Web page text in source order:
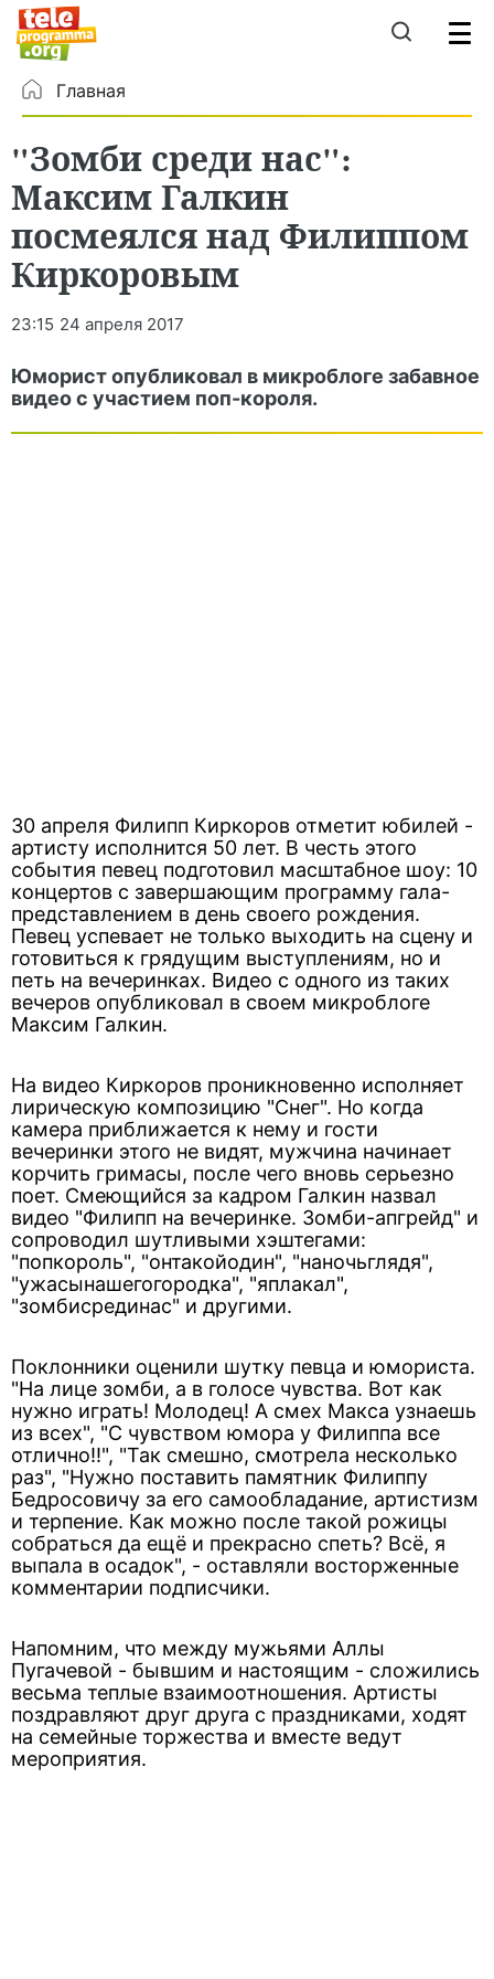
Главная
"Зомби среди нас":
Максим Галкин
посмеялся над Филиппом
Киркоровым
23:15 24 апреля 2017
Юморист опубликовал в микроблоге забавное
видео с участием поп-короля.
30 апреля Филипп Киркоров отметит юбилей -
артисту исполнится 50 лет. В честь этого
события певец подготовил масштабное шоу: 10
концертов с завершающим программу гала-
представлением в день своего рождения.
Певец успевает не только выходить на сцену и
готовиться к грядущим выступлениям, но и
петь на вечеринках. Видео с одного из таких
вечеров опубликовал в своем микроблоге
Максим Галкин.
На видео Киркоров проникновенно исполняет
лирическую композицию "Снег". Но когда
камера приближается к нему и гости
вечеринки этого не видят, мужчина начинает
корчить гримасы, после чего вновь серьезно
поет. Смеющийся за кадром Галкин назвал
видео "Филипп на вечеринке. Зомби-апгрейд" и
сопроводил шутливыми хэштегами:
"попкороль", "онтакойодин", "наночьглядя",
"ужасынашегогородка", "яплакал",
"зомбисрединас" и другими.
Поклонники оценили шутку певца и юмориста.
"На лице зомби, а в голосе чувства. Вот как
нужно играть! Молодец! А смех Макса узнаешь
из всех", "С чувством юмора у Филиппа все
отлично!!", "Так смешно, смотрела несколько
раз", "Нужно поставить памятник Филиппу
Бедросовичу за его самообладание, артистизм
и терпение. Как можно после такой рожицы
собраться да ещё и прекрасно спеть? Всё, я
выпала в осадок", - оставляли восторженные
комментарии подписчики.
Напомним, что между мужьями Аллы
Пугачевой - бывшим и настоящим - сложились
весьма теплые взаимоотношения. Артисты
поздравляют друг друга с праздниками, ходят
на семейные торжества и вместе ведут
мероприятия.